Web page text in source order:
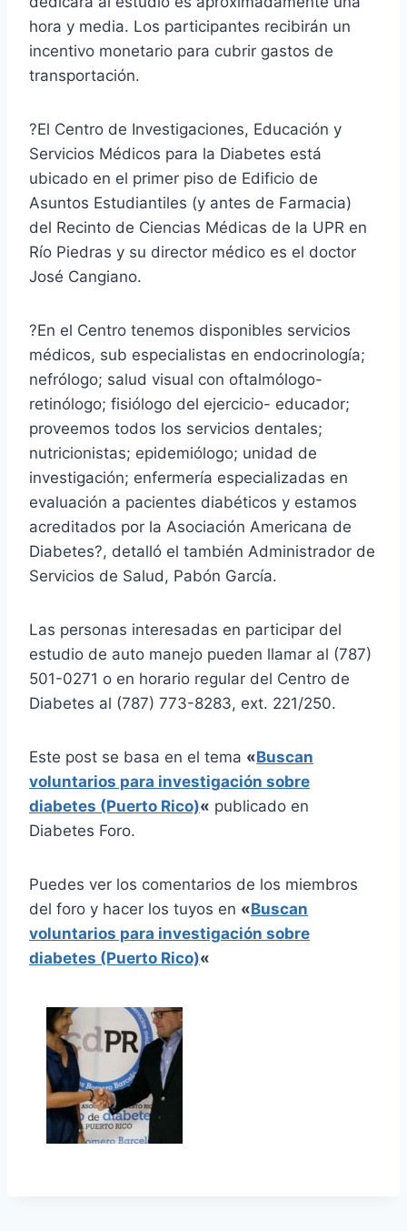
hora y media. Los participantes recibirán un
incentivo monetario para cubrir gastos de
transportación.
?El Centro de Investigaciones, Educación y
Servicios Médicos para la Diabetes está
ubicado en el primer piso de Edificio de
Asuntos Estudiantiles (y antes de Farmacia)
del Recinto de Ciencias Médicas de la UPR en
Río Piedras y su director médico es el doctor
José Cangiano.
?En el Centro tenemos disponibles servicios
médicos, sub especialistas en endocrinología;
nefrólogo; salud visual con oftalmólogo-
retinólogo; fisiólogo del ejercicio- educador;
proveemos todos los servicios dentales;
nutricionistas; epidemiólogo; unidad de
investigación; enfermería especializadas en
evaluación a pacientes diabéticos y estamos
acreditados por la Asociación Americana de
Diabetes?, detalló el también Administrador de
Servicios de Salud, Pabón García.
Las personas interesadas en participar del
estudio de auto manejo pueden llamar al (787)
501-0271 o en horario regular del Centro de
Diabetes al (787) 773-8283, ext. 221/250.
Este post se basa en el tema «Buscan
voluntarios para investigación sobre
diabetes (Puerto Rico)« publicado en
Diabetes Foro.
Puedes ver los comentarios de los miembros
del foro y hacer los tuyos en «Buscan
voluntarios para investigación sobre
diabetes (Puerto Rico)«